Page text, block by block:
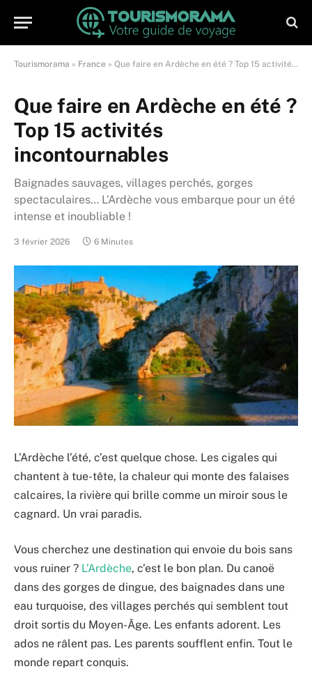
Tourismorama » France » Que faire en Ardèche en été ? Top 15 activités incontournables
Que faire en Ardèche en été ?
Top 15 activités
incontournables
Baignades sauvages, villages perchés, gorges
spectaculaires… L’Ardèche vous embarque pour un été
intense et inoubliable !
3 février 2026 6 Minutes
L’Ardèche l’été, c’est quelque chose. Les cigales qui
chantent à tue-tête, la chaleur qui monte des falaises
calcaires, la rivière qui brille comme un miroir sous le
cagnard. Un vrai paradis.
Vous cherchez une destination qui envoie du bois sans
vous ruiner ? L’Ardèche, c’est le bon plan. Du canoë
dans des gorges de dingue, des baignades dans une
eau turquoise, des villages perchés qui semblent tout
droit sortis du Moyen-Âge. Les enfants adorent. Les
ados ne râlent pas. Les parents soufflent enfin. Tout le
monde repart conquis.